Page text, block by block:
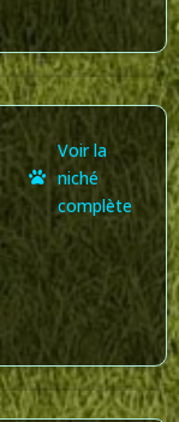
Voir la
niché
complète